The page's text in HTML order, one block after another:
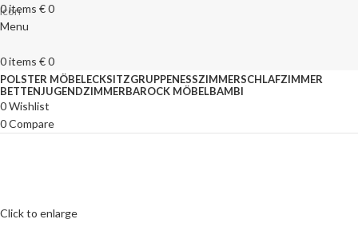
0items €0
Menu
0items €0
POLSTER MÖBELECKSITZGRUPPENESSZIMMERSCHLAFZIMMER
BETTENJUGENDZIMMERBAROCK MÖBELBAMBI
0Wishlist
0Compare
Click to enlarge